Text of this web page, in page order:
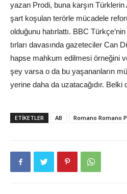
yazan Prodi, buna karşın
şart koşulan terörle mücadele
olduğunu hatırlattı. BBC
tırları davasında gazeteciler Can
hapse mahkum edilmesi örneğini
şey varsa o da bu yaşananların
yerine daha da uzatacağıdır.
ETIKETLER AB Romano Romano